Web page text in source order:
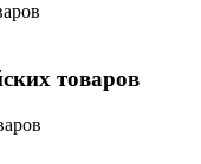
товаров